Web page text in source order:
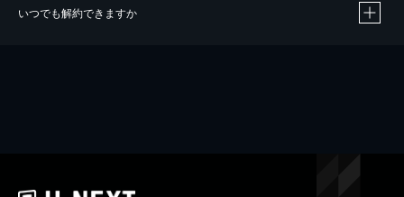
いつでも解約できますか